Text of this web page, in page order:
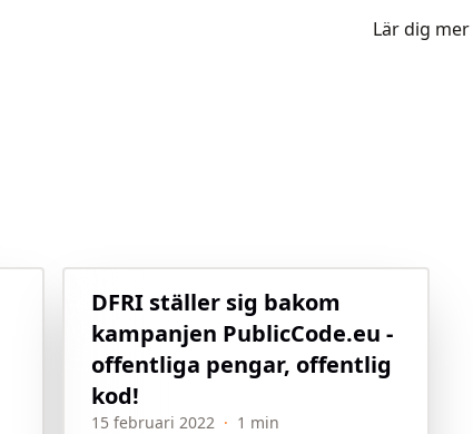
Lär dig mer
DFRI ställer sig bakom
kampanjen PublicCode.eu -
offentliga pengar, offentlig
kod!
15 februari 2022 · 1 min